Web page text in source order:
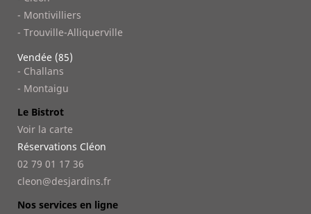
- Montivilliers
- Trouville-Alliquerville
Vendée (85)
- Challans
- Montaigu
Le Bistrot
Voir la carte
Réservations Cléon
02 79 01 17 36
cleon@desjardins.fr
Nos services en ligne